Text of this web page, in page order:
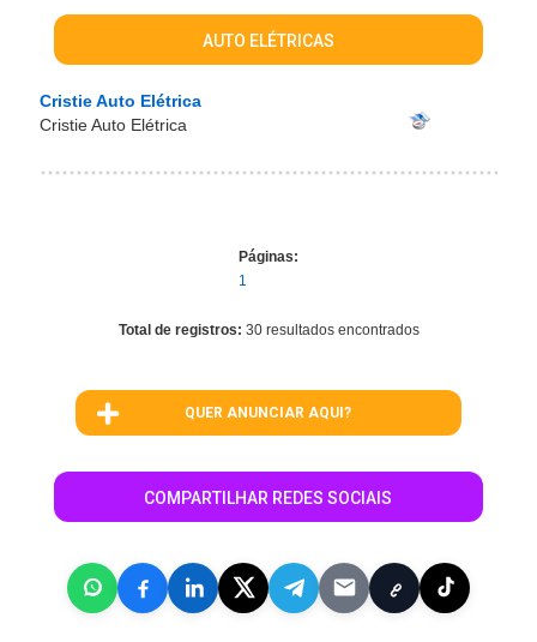
AUTO ELÉTRICAS
Cristie Auto Elétrica
Cristie Auto Elétrica
Páginas:
1
Total de registros: 30 resultados encontrados
QUER ANUNCIAR AQUI?
COMPARTILHAR REDES SOCIAIS